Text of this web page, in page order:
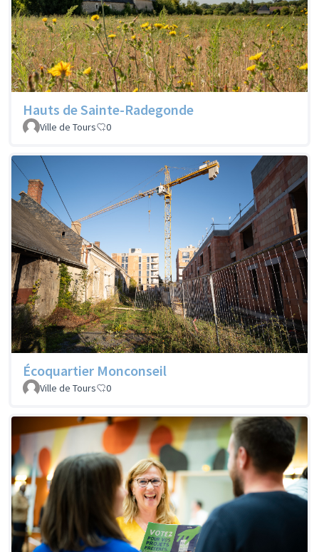
Hauts de Sainte-Radegonde
Ville de Tours 0
Écoquartier Monconseil
Ville de Tours 0